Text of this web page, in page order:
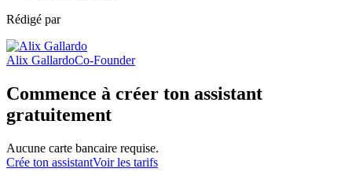
Rédigé par
Alix GallardoCo-Founder
Commence à créer ton assistant
gratuitement
Aucune carte bancaire requise.
Crée ton assistantVoir les tarifs